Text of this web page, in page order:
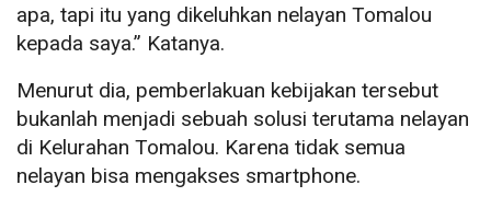
apa, tapi itu yang dikeluhkan nelayan Tomalou
kepada saya.” Katanya.
Menurut dia, pemberlakuan kebijakan tersebut
bukanlah menjadi sebuah solusi terutama nelayan
di Kelurahan Tomalou. Karena tidak semua
nelayan bisa mengakses smartphone.